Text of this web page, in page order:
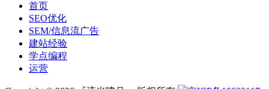
首页
SEO优化
SEM/信息流广告
建站经验
学点编程
运营